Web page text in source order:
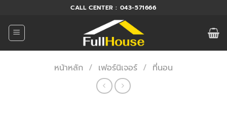
ยัง
เนื้อหา
CALL CENTER : 043-571666
หน้าหลัก / เฟอร์นิเจอร์ / ที่นอน